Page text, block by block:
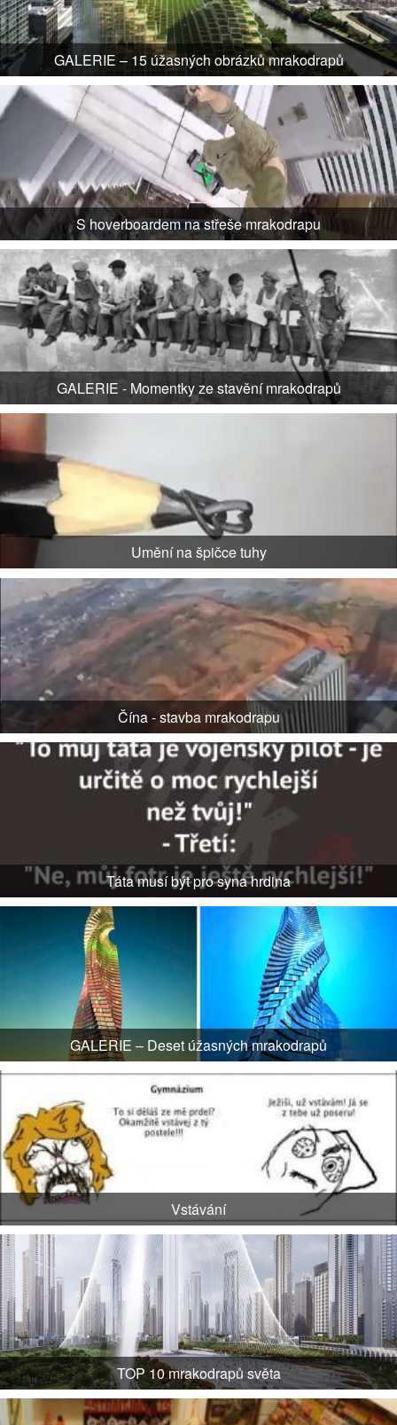
GALERIE – 15 úžasných obrázků mrakodrapů
S hoverboardem na střeše mrakodrapu
GALERIE - Momentky ze stavění mrakodrapů
Umění na špičce tuhy
Čína - stavba mrakodrapu
Táta musí být pro syna hrdina
GALERIE – Deset úžasných mrakodrapů
Vstávání
TOP 10 mrakodrapů světa